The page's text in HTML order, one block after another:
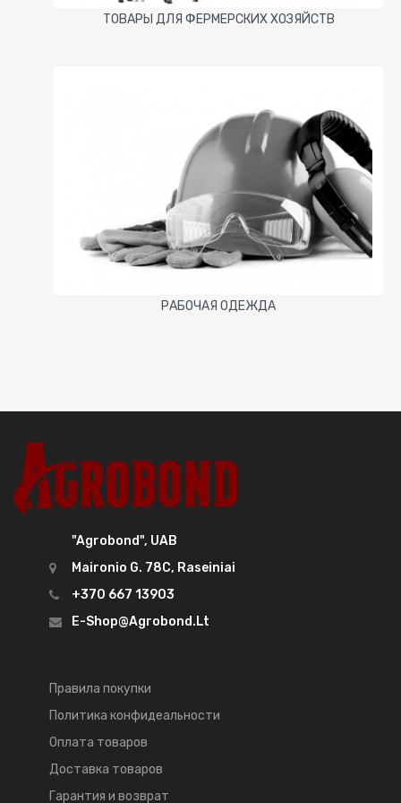
ТОВАРЫ ДЛЯ ФЕРМЕРСКИХ ХОЗЯЙСТВ
РАБОЧАЯ ОДЕЖДА
"Agrobond", UAB
Maironio G. 78C, Raseiniai
+370 667 13903
E-Shop@agrobond.lt
Правила покупки
Политика конфидеальности
Оплата товаров
Доставка товаров
Гарантия и возврат